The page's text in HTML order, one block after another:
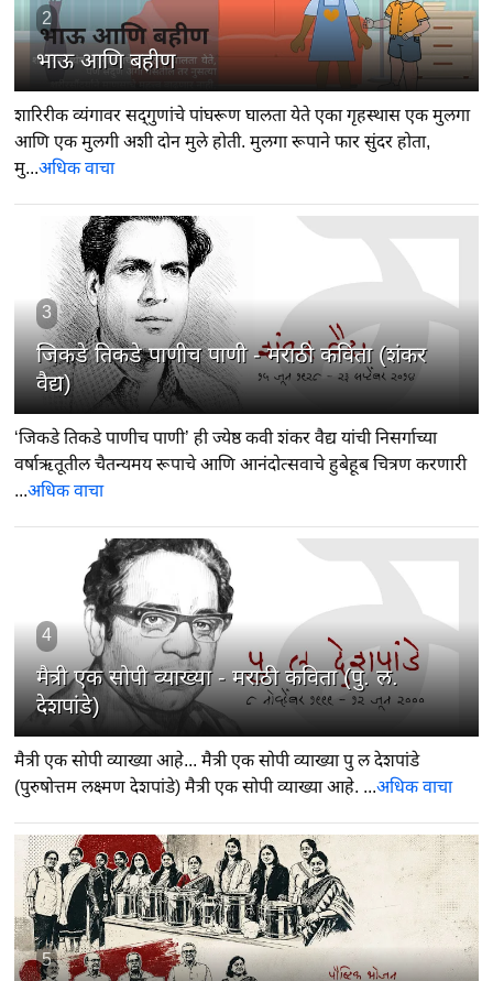
2
भाऊ आणि बहीण
शारिरीक व्यंगावर सद्‍गुणांचे पांघरूण घालता येते एका गृहस्थास एक मुलगा
आणि एक मुलगी अशी दोन मुले होती. मुलगा रूपाने फार सुंदर होता,
मु...अधिक वाचा
3
जिकडे तिकडे पाणीच पाणी - मराठी कविता (शंकर
वैद्य)
‘जिकडे तिकडे पाणीच पाणी’ ही ज्येष्ठ कवी शंकर वैद्य यांची निसर्गाच्या
वर्षाऋतूतील चैतन्यमय रूपाचे आणि आनंदोत्सवाचे हुबेहूब चित्रण करणारी
...अधिक वाचा
4
मैत्री एक सोपी व्याख्या - मराठी कविता (पु. ल.
देशपांडे)
मैत्री एक सोपी व्याख्या आहे... मैत्री एक सोपी व्याख्या पु ल देशपांडे
(पुरुषोत्तम लक्ष्मण देशपांडे) मैत्री एक सोपी व्याख्या आहे. ...अधिक वाचा
5